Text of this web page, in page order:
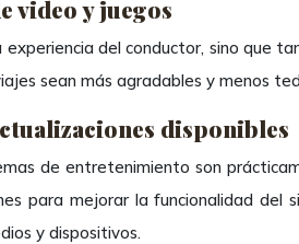
video y juegos
del conductor, sino que
sean más agradables y menos
disponibles
de entretenimiento son
para mejorar la funcionalidad del
y dispositivos.